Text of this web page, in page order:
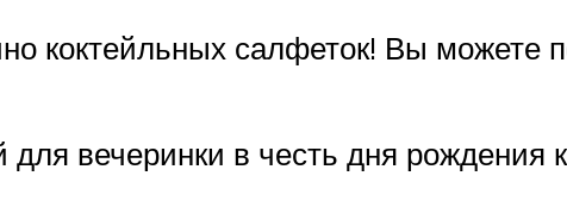
коктейльных салфеток! Вы можете
вечеринки в честь дня рождения